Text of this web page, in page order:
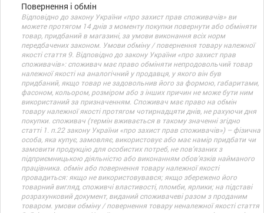
Повернення і обмін
Відповідно до закону України «про захист прав споживачів» ви
можете протягом 14 днів з моменту покупки повернути або обміняти
товар, придбаний в магазині, за умови виконання всіх норм
передбачених законом. Умови обміну / повернення товару належної
якості стаття 9. Відповідно до закону України «про захист прав
споживачів»: споживач має право обміняти непродовольчий товар
належної якості на аналогічний у продавця, у якого він був
придбаний, якщо товар не задовольнив його за формою, габаритами,
фасоном, кольором, розміром або з інших причин не може бути ним
використаний за призначенням. Споживач має право на обмін
товару належної якості протягом чотирнадцяти днів, не рахуючи дня
покупки. споживач (термін вживається в такому значенні згідно
статті 1. п.22 закону України «про захист прав споживачів») – фізична
особа, яка купує, замовляє, використовує або має намір придбати чи
замовити продукцію для особистих потреб, не пов’язаних з
підприємницькою діяльністю або виконанням обов’язків найманого
працівника. обмін або повернення товару належної якості
провадиться: якщо не використовувався; якщо збережено його
товарний вигляд, споживчі властивості, пломби, ярлики; на підставі
розрахунковий документ, виданий споживачеві разом з проданим
товаром. умови обміну / повернення товару неналежної якості стаття